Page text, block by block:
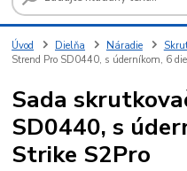
Úvod Dielňa Náradie
Strend Pro SD0440, s úderníkom, 6
Sada
SD0440, s
Strike S2Pro